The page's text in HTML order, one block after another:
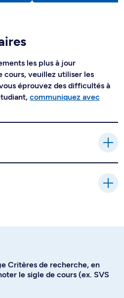
les plus à jour
cours, veuillez utiliser les
éprouvez des difficultés à
communiquez avec
Critères de recherche, en
le sigle de cours (ex. SVS